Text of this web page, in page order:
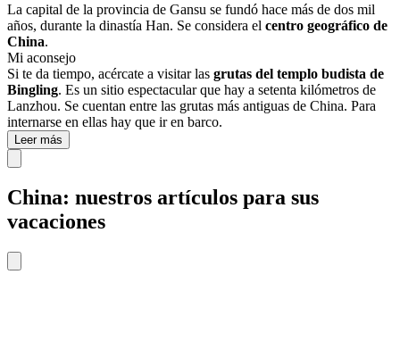
La capital de la provincia de Gansu se fundó hace más de dos mil
años, durante la dinastía Han. Se considera el centro geográfico de
China.
Mi aconsejo
Si te da tiempo, acércate a visitar las grutas del templo budista de
Bingling. Es un sitio espectacular que hay a setenta kilómetros de
Lanzhou. Se cuentan entre las grutas más antiguas de China. Para
internarse en ellas hay que ir en barco.
Leer más
China: nuestros artículos para sus
vacaciones